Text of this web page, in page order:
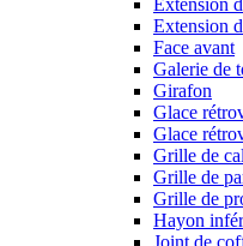
Extension
Extension
Face avant
Galerie de
Girafon
Glace
Glace
Grille de
Grille de
Grille de
Hayon
Joint de